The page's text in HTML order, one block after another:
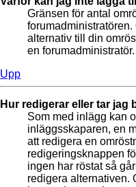
Gränsen för antal
alternativ till din
en forumadministratör.
Upp
Hur redigerar eller tar jag
Som med inlägg kan
inläggsskaparen, en
att redigera en
redigeringsknappen
ingen har röstat så
redigera alternativen.